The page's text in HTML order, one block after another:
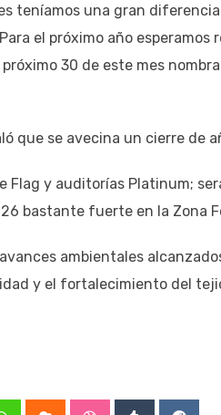
teníamos una gran
el próximo año
30 de este mes
que se avecina un cierre de
Flag y auditorías Platinum;
bastante fuerte en la Zona
ambientales
y el fortalecimiento del